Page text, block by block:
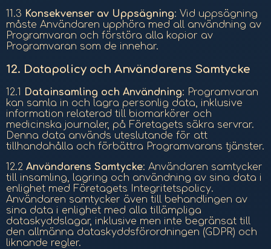
11.3 Konsekvenser av Uppsägning: Vid uppsägning
måste Användaren upphöra med all användning av
Programvaran och förstöra alla kopior av
Programvaran som de innehar.
12. Datapolicy och Användarens Samtycke
12.1 Datainsamling och Användning: Programvaran
kan samla in och lagra personlig data, inklusive
information relaterad till biomarkörer och
medicinska journaler, på Företagets säkra servrar.
Denna data används uteslutande för att
tillhandahålla och förbättra Programvarans tjänster.
12.2 Användarens Samtycke: Användaren samtycker
till insamling, lagring och användning av sina data i
enlighet med Företagets Integritetspolicy.
Användaren samtycker även till behandlingen av
sina data i enlighet med alla tillämpliga
dataskyddslagar, inklusive men inte begränsat till
den allmänna dataskyddsförordningen (GDPR) och
liknande regler.